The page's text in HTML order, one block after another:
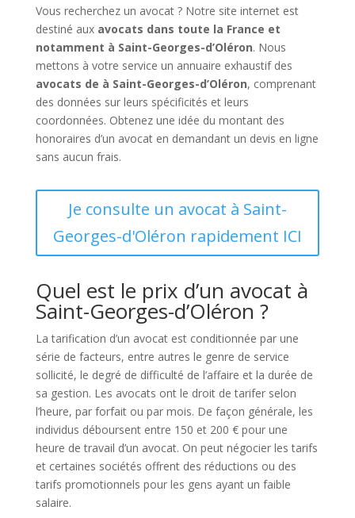
Vous recherchez un avocat ? Notre site internet est
destiné aux avocats dans toute la France et
notamment à Saint-Georges-d’Oléron. Nous
mettons à votre service un annuaire exhaustif des
avocats de à Saint-Georges-d’Oléron, comprenant
des données sur leurs spécificités et leurs
coordonnées. Obtenez une idée du montant des
honoraires d’un avocat en demandant un devis en ligne
sans aucun frais.
Je consulte un avocat à Saint-
Georges-d'Oléron rapidement ICI
Quel est le prix d’un avocat à
Saint-Georges-d’Oléron ?
La tarification d’un avocat est conditionnée par une
série de facteurs, entre autres le genre de service
sollicité, le degré de difficulté de l’affaire et la durée de
sa gestion. Les avocats ont le droit de tarifer selon
l’heure, par forfait ou par mois. De façon générale, les
individus déboursent entre 150 et 200 € pour une
heure de travail d’un avocat. On peut négocier les tarifs
et certaines sociétés offrent des réductions ou des
tarifs promotionnels pour les gens ayant un faible
salaire.